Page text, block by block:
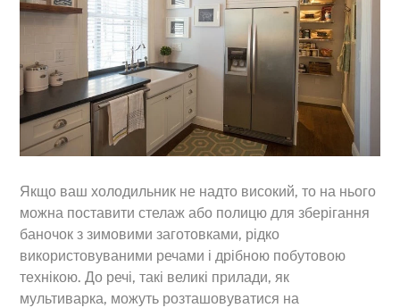
Якщо ваш холодильник не надто високий, то на нього
можна поставити стелаж або полицю для зберігання
баночок з зимовими заготовками, рідко
використовуваними речами і дрібною побутовою
технікою. До речі, такі великі прилади, як
мультиварка, можуть розташовуватися на